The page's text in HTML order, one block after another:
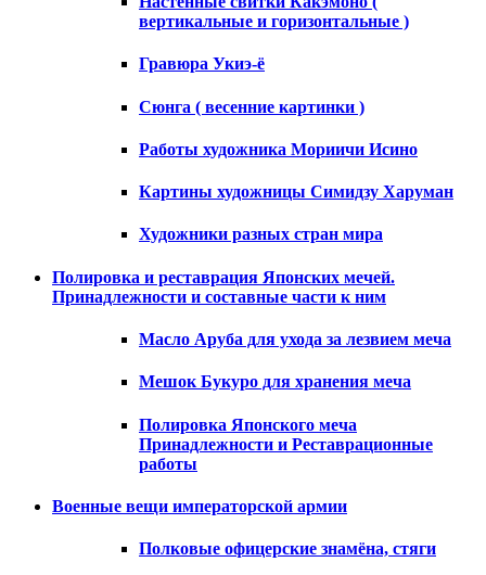
вертикальные и горизонтальные )
Гравюра Укиэ-ё
Сюнга ( весенние картинки )
Работы художника Мориичи Исино
Картины художницы Симидзу Харуман
Художники разных стран мира
Полировка и реставрация Японских мечей.
Принадлежности и составные части к ним
Масло Аруба для ухода за лезвием меча
Мешок Букуро для хранения меча
Полировка Японского меча
Принадлежности и Реставрационные
работы
Военные вещи императорской армии
Полковые офицерские знамёна, стяги